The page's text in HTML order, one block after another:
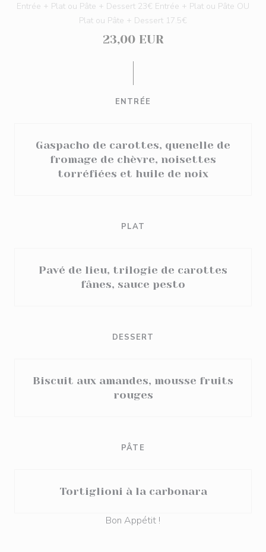
Entrée + Plat ou Pâte + Dessert 23€ Entrée + Plat ou Pâte OU
Plat ou Pâte + Dessert 17.5€
23,00 EUR
ENTRÉE
Gaspacho de carottes, quenelle de
fromage de chèvre, noisettes
torréfiées et huile de noix
PLAT
Pavé de lieu, trilogie de carottes
fânes, sauce pesto
DESSERT
Biscuit aux amandes, mousse fruits
rouges
PÂTE
Tortiglioni à la carbonara
Bon Appétit !